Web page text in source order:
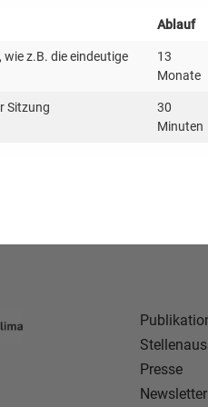
die sich für das Thema
Presse
Newsletter
Ablauf
z.B. die eindeutige
13
Monate
Sitzung
30
Minuten